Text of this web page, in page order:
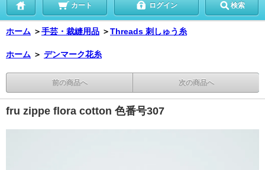
カート ログイン 検索
ホーム ＞手芸・裁縫用品 ＞Threads 刺しゅう糸
ホーム ＞ デンマーク花糸
前の商品へ 次の商品へ
fru zippe flora cotton 色番号307